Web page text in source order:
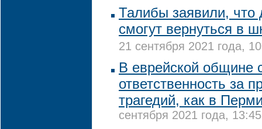
Талибы заявили, что
смогут вернуться в
21 сентября 2021 года,
В еврейской общине
ответственность за
трагедий, как в
сентября 2021 года, 13:45